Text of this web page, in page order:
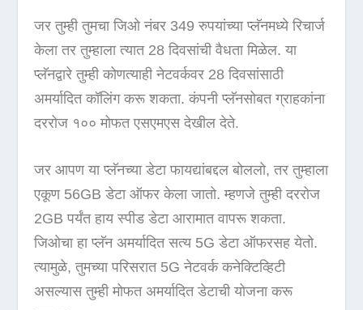
जर तुम्ही तुमचा जिओ नंबर 349 रुपयांच्या प्लॅनमध्ये रिचार्ज
केला तर तुम्हाला त्यात 28 दिवसांची वैधता मिळेल. या
प्लॅनद्वारे तुम्ही कोणत्याही नेटवर्कवर 28 दिवसांसाठी
अमर्यादित कॉलिंग करू शकता. कंपनी प्लॅनसोबत ग्राहकांना
दररोज १०० मोफत एसएमएस देखील देते.
जर आपण या प्लॅनच्या डेटा फायद्यांबद्दल बोललो, तर तुम्हाला
एकूण 56GB डेटा ऑफर केला जातो. म्हणजे तुम्ही दररोज
2GB पर्यंत हाय स्पीड डेटा आरामात वापरू शकता.
जिओचा हा प्लॅन अमर्यादित सत्य 5G डेटा ऑफरसह येतो.
त्यामुळे, तुमच्या परिसरात 5G नेटवर्क कनेक्टिव्हिटी
असल्यास तुम्ही मोफत अमर्यादित डेटाची योजना करू